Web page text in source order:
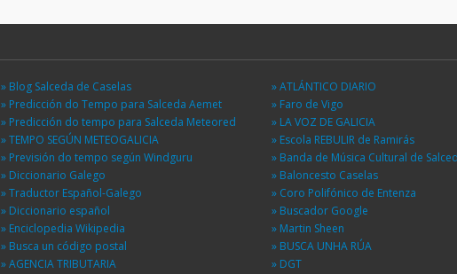
» Blog Salceda de Caselas
» Predicción do Tempo para Salceda Aemet
» Predicción do tempo para Salceda Meteored
» TEMPO SEGÚN METEOGALICIA
» Previsión do tempo según Windguru
» Diccionario Galego
» Traductor Español-Galego
» Diccionario español
» Enciclopedia Wikipedia
» Busca un código postal
» AGENCIA TRIBUTARIA
» ATLÁNTICO DIARIO
» Faro de Vigo
» LA VOZ DE GALICIA
» Escola REBULIR de Ramirás
» Banda de Música Cultural de
» Baloncesto Caselas
» Coro Polifónico de Entenza
» Buscador Google
» Martin Sheen
» BUSCA UNHA RÚA
» DGT